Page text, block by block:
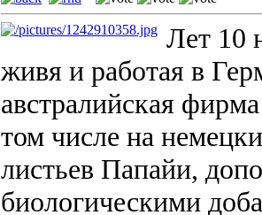
Лет 10
живя и работая в
австралийская
том числе на
листьев Папайи,
биологическими